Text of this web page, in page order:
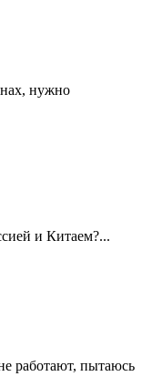
нужно
и Китаем?...
работают, пытаюсь